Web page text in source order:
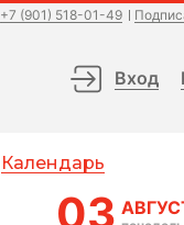
+7 (901) 518-01-49
Вход
Календарь
03